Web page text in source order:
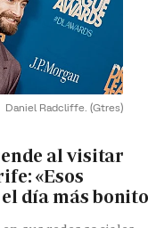
Daniel Radcliffe. (Gtres)
al visitar
«Esos
día más